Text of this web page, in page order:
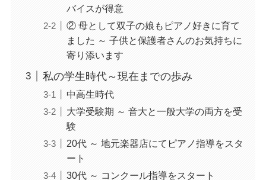
バイスが得意
② 母として双子の娘もピアノ好きに育て
ました ～ 子供と保護者さんのお気持ちに
寄り添います
私の学生時代～現在までの歩み
中高生時代
大学受験期 ～ 音大と一般大学の両方を受
験
20代 ～ 地元楽器店にてピアノ指導をスタ
ート
30代 ～ コンクール指導をスタート